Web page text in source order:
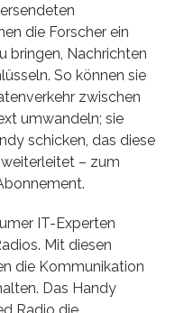
die Forscher ein
bringen, Nachrichten
So können sie
zwischen
umwandeln; sie
schicken, das diese
– zum
IT-Experten
Mit diesen
die Kommunikation
Das Handy
Radio die